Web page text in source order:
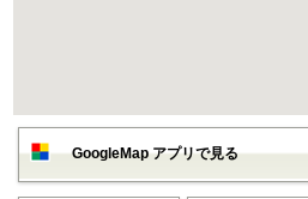
GoogleMap アプリで見る